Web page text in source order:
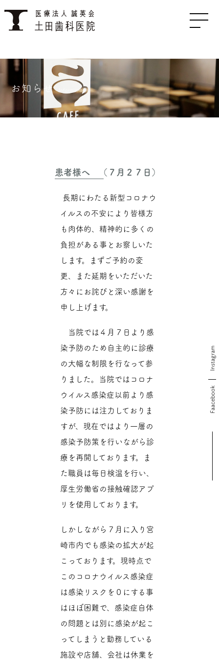
お知らせ Information
患者様へ （７月２７日）
長期にわたる新型コロナウ
イルスの不安により皆様方
も肉体的、精神的に多くの
負担がある事とお察しいた
します。まずご予約の変
更、また延期をいただいた
方々にお詫びと深い感謝を
申し上げます。
当院では４月７日より感
染予防のため自主的に診療
の大幅な制限を行なって参
りました。当院ではコロナ
ウイルス感染症以前より感
染予防には注力しておりま
すが、現在ではより一層の
感染予防策を行いながら診
療を再開しております。ま
た職員は毎日検温を行い、
厚生労働省の接触確認アプ
リを使用しております。
しかしながら７月に入り宮
崎市内でも感染の拡大が起
こっております。現時点で
このコロナウイルス感染症
は感染リスクを０にする事
はほぼ困難で、感染症自体
の問題とは別に感染が起こ
ってしまうと勤務している
施設や店舗、会社は休業を
Faacebook
Instagram